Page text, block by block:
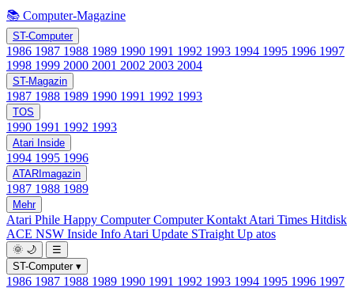
📚 Computer-Magazine
ST-Computer
1986 1987 1988 1989 1990 1991 1992 1993 1994 1995 1996 1997
1998 1999 2000 2001 2002 2003 2004
ST-Magazin
1987 1988 1989 1990 1991 1992 1993
TOS
1990 1991 1992 1993
Atari Inside
1994 1995 1996
ATARImagazin
1987 1988 1989
Mehr
Atari Phile Happy ComputerComputer Kontakt Atari Times Hitdisk
ACE NSW Inside Info Atari Update STraight Up atos
🌞 🌙
☰
ST-Computer ▾
1986 1987 1988 1989 1990 1991 1992 1993 1994 1995 1996 1997